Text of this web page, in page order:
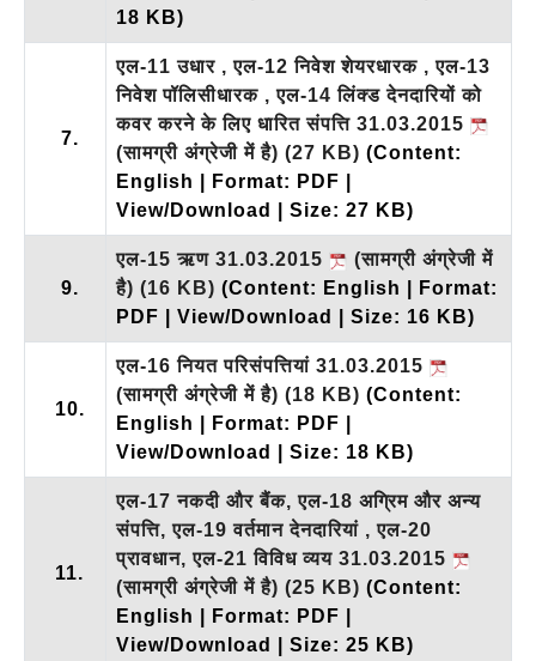
18 KB)
7.
एल-11 उधार , एल-12 निवेश शेयरधारक , एल-13
निवेश पॉलिसीधारक , एल-14 लिंक्ड देनदारियों को
कवर करने के लिए धारित संपत्ति 31.03.2015
(सामग्री अंग्रेजी में है) (27 KB) (Content:
English | Format: PDF |
View/Download | Size: 27 KB)
9.
एल-15 ऋण 31.03.2015
(सामग्री अंग्रेजी में
है) (16 KB) (Content: English | Format:
PDF | View/Download | Size: 16 KB)
10.
एल-16 नियत परिसंपत्तियां 31.03.2015
(सामग्री अंग्रेजी में है) (18 KB) (Content:
English | Format: PDF |
View/Download | Size: 18 KB)
11.
एल-17 नकदी और बैंक, एल-18 अग्रिम और अन्य
संपत्ति, एल-19 वर्तमान देनदारियां , एल-20
प्रावधान, एल-21 विविध व्यय 31.03.2015
(सामग्री अंग्रेजी में है) (25 KB) (Content:
English | Format: PDF |
View/Download | Size: 25 KB)